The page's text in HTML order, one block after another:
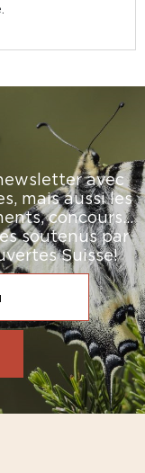
avec
mais aussi les
concours…
soutenus par
Suisse!